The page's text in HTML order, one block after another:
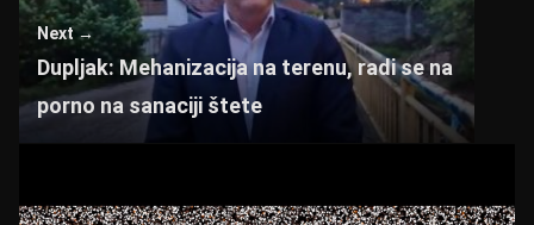
p
p
o
o
k
Next →
Dupljak: Mehanizacija na terenu, radi se na
porno na sanaciji štete